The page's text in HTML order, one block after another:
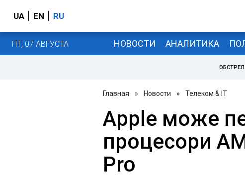
UA EN RU
ПТ, 07 АВГУСТА НОВОСТИ АНАЛИТИКА
Главная » Новости » Телеком & IT
Apple може
процесори
Pro